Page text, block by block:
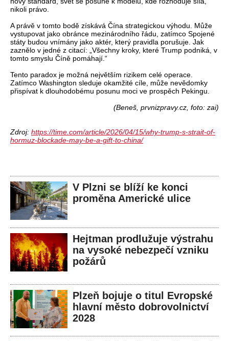
nikoli právo.
A právě v tomto bodě získává Čína strategickou výhodu. Může
vystupovat jako obránce mezinárodního řádu, zatímco Spojené
státy budou vnímány jako aktér, který pravidla porušuje. Jak
zaznělo v jedné z citací: „Všechny kroky, které Trump podniká, v
tomto smyslu Číně pomáhají.“
Tento paradox je možná největším rizikem celé operace.
Zatímco Washington sleduje okamžité cíle, může nevědomky
přispívat k dlouhodobému posunu moci ve prospěch Pekingu.
(Beneš, prvnizpravy.cz, foto: zai)
Zdroj: https://time.com/article/2026/04/15/why-trump-s-strait-of-
hormuz-blockade-may-be-a-gift-to-china/
V Plzni se blíží ke konci
proměna Americké ulice
Hejtman prodlužuje výstrahu
na vysoké nebezpečí vzniku
požárů
Plzeň bojuje o titul Evropské
hlavní město dobrovolnictví
2028